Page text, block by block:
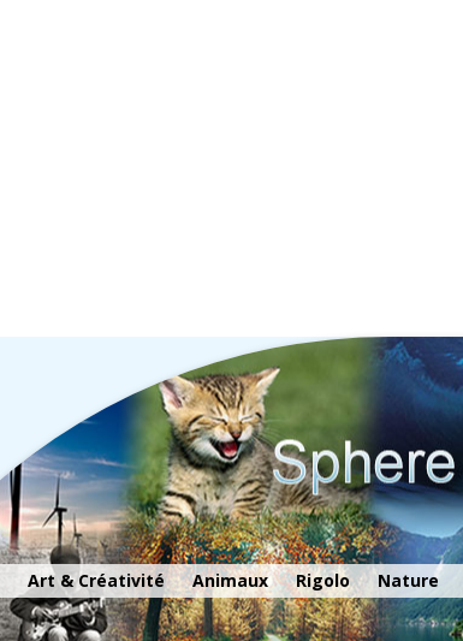
Art & Créativité Animaux Rigolo Nature